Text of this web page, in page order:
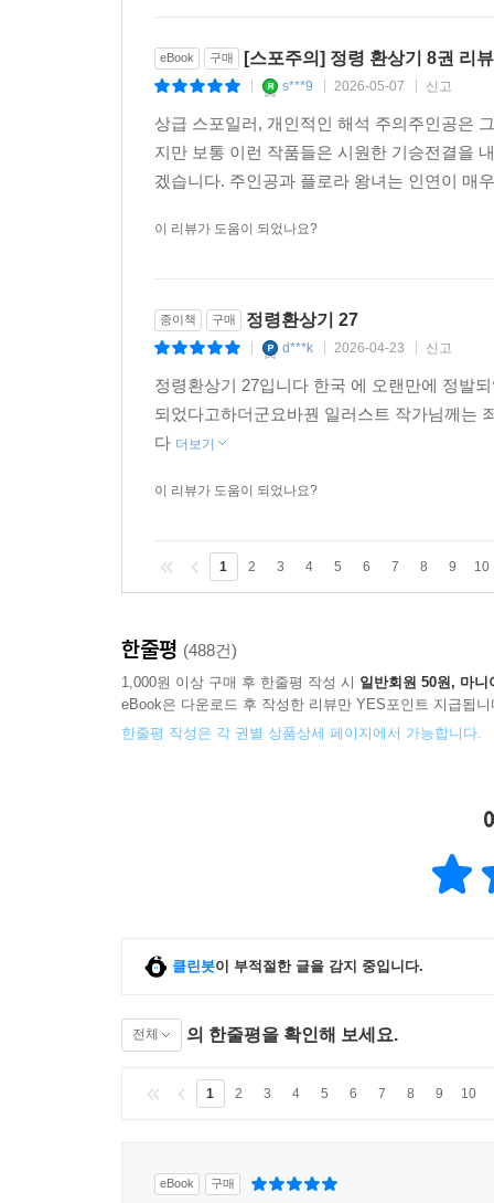
eBook 구매 [스포주의] 정령 환상기 8권 리
s***9 2026-05-07 신고
상급 스포일러, 개인적인 해석 주의주인공은
지만 보통 이런 작품들은 시원한 기승전결을
겠습니다. 주인공과 플로라 왕녀는 인연이 매
이 리뷰가 도움이 되었나요?
종이책 구매 정령환상기 27
d***k 2026-04-23 신고
정령환상기 27입니다 한국 에 오랜만에 정발
되었다고하더군요바꿘 일러스트 작가님께는
다 더보기
이 리뷰가 도움이 되었나요?
1 2 3 4 5 6 7 8 9 10
한줄평 (488건)
1,000원 이상 구매 후 한줄평 작성 시 일반회원 50원, 마니
eBook은 다운로드 후 작성한 리뷰만 YES포인트 지급됩니
한줄평 작성은 각 권별 상품상세 페이지에서 가능합니다.
클린봇이 부적절한 글을 감지 중입니다.
전체 의 한줄평을 확인해 보세요.
1 2 3 4 5 6 7 8 9 10
eBook 구매